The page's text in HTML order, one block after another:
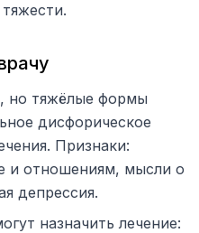
но тяжёлые формы
дисфорическое
Признаки:
и отношениям, мысли о
депрессия.
назначить лечение: